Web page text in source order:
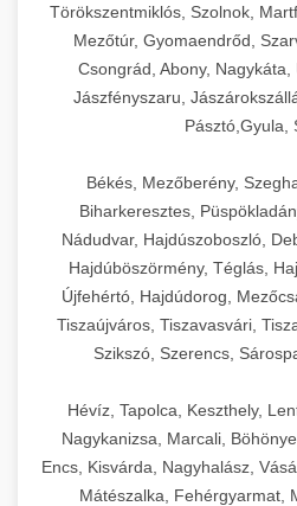
Törökszentmiklós, Szolnok,
Mezőtúr, Gyomaendrőd,
Csongrád, Abony, Nagykáta,
Jászfényszaru,
Pásztó,Gyula,
Békés, Mezőberény,
Biharkeresztes,
Nádudvar, Hajdúszoboszló,
Hajdúböszörmény, Téglás,
Újfehértó, Hajdúdorog,
Tiszaújváros, Tiszavasvári,
Szikszó, Szerencs,
Hévíz, Tapolca, Keszthely,
Nagykanizsa, Marcali,
Encs, Kisvárda, Nagyhalász,
Mátészalka, Fehérgyarmat,